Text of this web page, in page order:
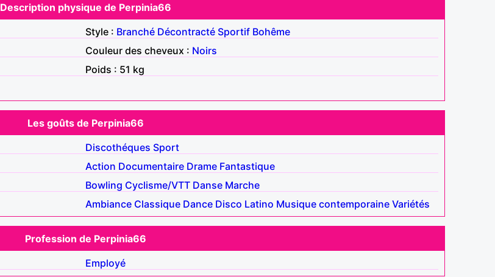
Description physique de Perpinia66
Style : Branché Décontracté Sportif Bohême
Couleur des cheveux : Noirs
Poids : 51 kg
Les goûts de Perpinia66
Discothéques Sport
Action Documentaire Drame Fantastique
Bowling Cyclisme/VTT Danse Marche
Ambiance Classique Dance Disco Latino Musique contemporaine Variétés
Profession de Perpinia66
Employé